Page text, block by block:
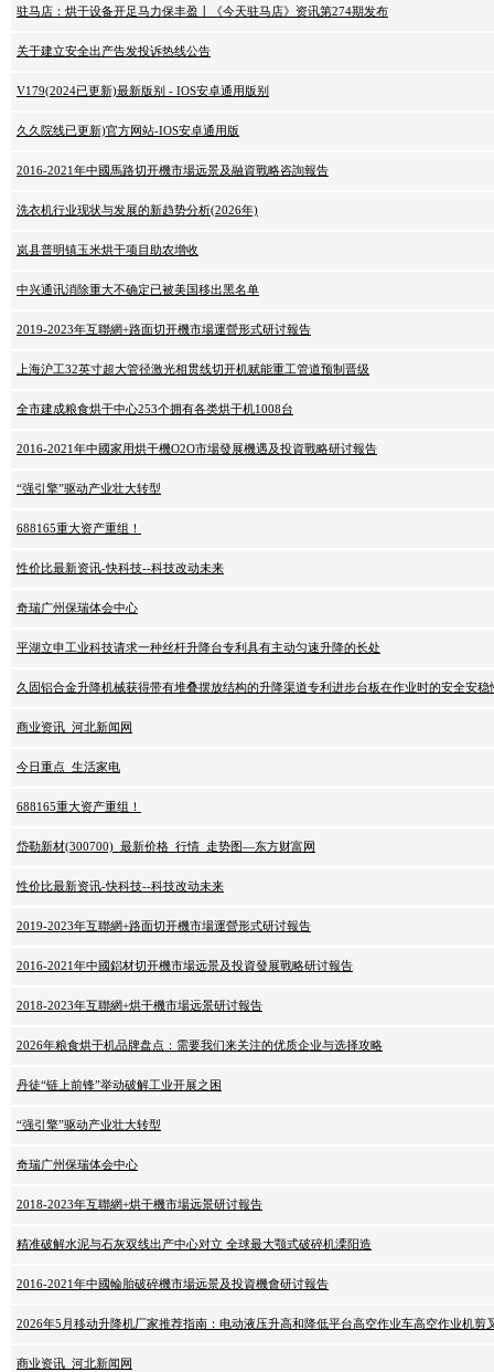
驻马店：烘干设备开足马力保丰盈丨《今天驻马店》资讯第274期发布
关于建立安全出产告发投诉热线公告
V179(2024已更新)最新版别 - IOS安卓通用版别
久久院线已更新)官方网站-IOS安卓通用版
2016-2021年中國馬路切开機市場远景及融資戰略咨詢報告
洗衣机行业现状与发展的新趋势分析(2026年)
岚县普明镇玉米烘干项目助农增收
中兴通讯消除重大不确定已被美国移出黑名单
2019-2023年互聯網+路面切开機市場運營形式研讨報告
上海沪工32英寸超大管径激光相贯线切开机赋能重工管道预制晋级
全市建成粮食烘干中心253个拥有各类烘干机1008台
2016-2021年中國家用烘干機O2O市場發展機遇及投資戰略研讨報告
“强引擎”驱动产业壮大转型
688165重大资产重组！
性价比最新资讯-快科技--科技改动未来
奇瑞广州保瑞体会中心
平湖立申工业科技请求一种丝杆升降台专利具有主动匀速升降的长处
久固铝合金升降机械获得带有堆叠摆放结构的升降渠道专利进步台板在作业时的安全安稳
商业资讯_河北新闻网
今日重点_生活家电
688165重大资产重组！
岱勒新材(300700)_最新价格_行情_走势图—东方财富网
性价比最新资讯-快科技--科技改动未来
2019-2023年互聯網+路面切开機市場運營形式研讨報告
2016-2021年中國鋁材切开機市場远景及投資發展戰略研讨報告
2018-2023年互聯網+烘干機市場远景研讨報告
2026年粮食烘干机品牌盘点：需要我们来关注的优质企业与选择攻略
丹徒“链上前锋”举动破解工业开展之困
“强引擎”驱动产业壮大转型
奇瑞广州保瑞体会中心
2018-2023年互聯網+烘干機市場远景研讨報告
精准破解水泥与石灰双线出产中心对立 全球最大颚式破碎机溧阳造
2016-2021年中國輪胎破碎機市場远景及投資機會研讨報告
2026年5月移动升降机厂家推荐指南：电动液压升高和降低平台高空作业车高空作业机剪
商业资讯_河北新闻网